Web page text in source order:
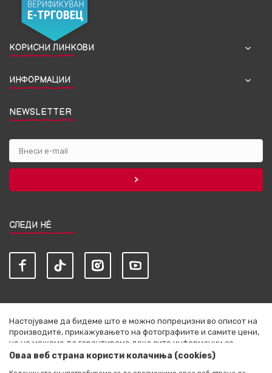
КОРИСНИ ЛИНКОВИ
ИНФОРМАЦИИ
NEWSLETTER
СЛЕДИ НЀ
Настојуваме да бидеме што е можно попрецизни во описот на
производите, прикажувањето на фотографиите и самите цени,
но не можеме да гарантираме дека сите информации се
комплетни и без грешки. Сите артикли прикажани на сајтот се
Оваа веб страна користи колачиња (cookies)